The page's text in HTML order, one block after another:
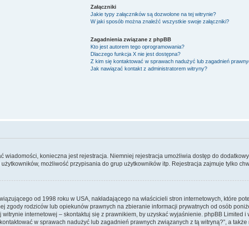
Załączniki
Jakie typy załączników są dozwolone na tej witrynie?
W jaki sposób można znaleźć wszystkie swoje załączniki?
Zagadnienia związane z phpBB
Kto jest autorem tego oprogramowania?
Dlaczego funkcja X nie jest dostępna?
Z kim się kontaktować w sprawach nadużyć lub zagadnień
Jak nawiązać kontakt z administratorem witryny?
wiadomości, konieczna jest rejestracja. Niemniej rejestracja umożliwia dostęp do
możliwość przypisania do grup użytkowników itp. Rejestracja zajmuje tylko
od 1998 roku w USA, nakładającego na właścicieli stron internetowych, które
zgody rodziców lub opiekunów prawnych na zbieranie informacji prywatnych od osób
internetowej – skontaktuj się z prawnikiem, by uzyskać wyjaśnienie. phpBB Limited i
w sprawach nadużyć lub zagadnień prawnych związanych z tą witryną?”, a